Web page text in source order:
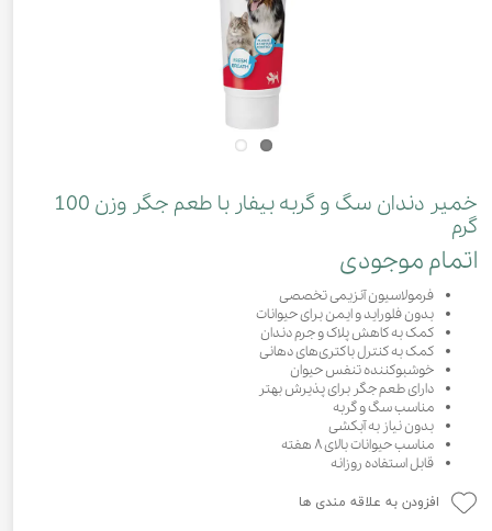
خمیر دندان سگ و گربه بیفار با طعم جگر وزن 100
گرم
اتمام موجودی
فرمولاسیون آنزیمی تخصصی
بدون فلوراید و ایمن برای حیوانات
کمک به کاهش پلاک و جرم دندان
کمک به کنترل باکتری‌های دهانی
خوشبوکننده تنفس حیوان
دارای طعم جگر برای پذیرش بهتر
مناسب سگ و گربه
بدون نیاز به آبکشی
مناسب حیوانات بالای ۸ هفته
قابل استفاده روزانه
افزودن به علاقه مندی ها